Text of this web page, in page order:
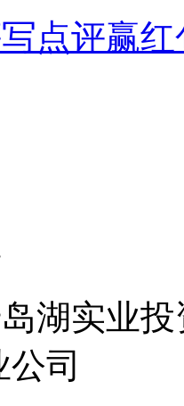
写点评赢
湖实业
司